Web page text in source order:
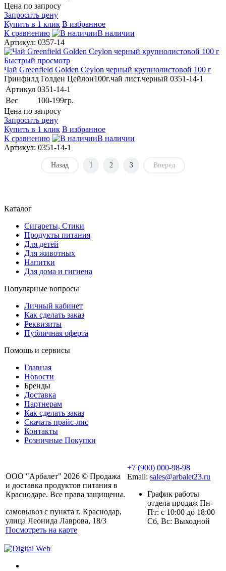
Цена по запросу
Запросить цену
Купить в 1 клик В избранное
К сравнению
В наличии
Артикул: 0357-14
Быстрый просмотр
Чай Greenfield Golden Ceylon черный крупнолистовой 100 г
Гринфилд Голден Цейлон100г.чай лист.черный 0351-14-1
Артикул 0351-14-1
Вес
100-199гр.
Цена по запросу
Запросить цену
Купить в 1 клик В избранное
К сравнению
В наличии
Артикул: 0351-14-1
Назад 1 2 3 Вперед
Каталог
Сигареты, Стики
Продукты питания
Для детей
Для животных
Напитки
Для дома и гигиена
Популярные вопросы
Личный кабинет
Как сделать заказ
Реквизиты
Публичная оферта
Помощь и сервисы
Главная
Новости
Бренды
Доставка
Партнерам
Как сделать заказ
Скачать прайс-лис
Контакты
Розничные Покупки
ООО "Арбалет" 2026 © Продажа
и доставка продуктов питания в
Краснодаре. Все права защищены.
самовывоз с пункта г. Краснодар,
улица Леонида Лаврова, 18/3
Посмотреть на карте
+7 (900) 000-98-98
Email: sales@arbalet23.ru
График работы
отдела продаж Пн-
Пт: с 10:00 до 18:00
Сб, Вс: Выходной